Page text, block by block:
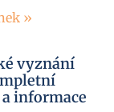
»
vyznání
informace